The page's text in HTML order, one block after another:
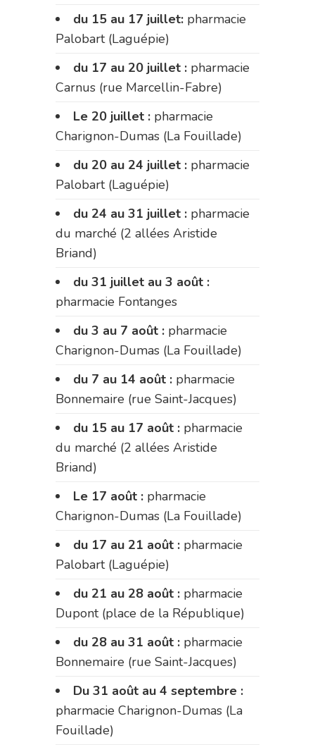
du 15 au 17 juillet: pharmacie
Palobart (Laguépie)
du 17 au 20 juillet : pharmacie
Carnus (rue Marcellin-Fabre)
Le 20 juillet : pharmacie
Charignon-Dumas (La Fouillade)
du 20 au 24 juillet : pharmacie
Palobart (Laguépie)
du 24 au 31 juillet : pharmacie
du marché (2 allées Aristide
Briand)
du 31 juillet au 3 août :
pharmacie Fontanges
du 3 au 7 août : pharmacie
Charignon-Dumas (La Fouillade)
du 7 au 14 août : pharmacie
Bonnemaire (rue Saint-Jacques)
du 15 au 17 août : pharmacie
du marché (2 allées Aristide
Briand)
Le 17 août : pharmacie
Charignon-Dumas (La Fouillade)
du 17 au 21 août : pharmacie
Palobart (Laguépie)
du 21 au 28 août : pharmacie
Dupont (place de la République)
du 28 au 31 août : pharmacie
Bonnemaire (rue Saint-Jacques)
Du 31 août au 4 septembre :
pharmacie Charignon-Dumas (La
Fouillade)